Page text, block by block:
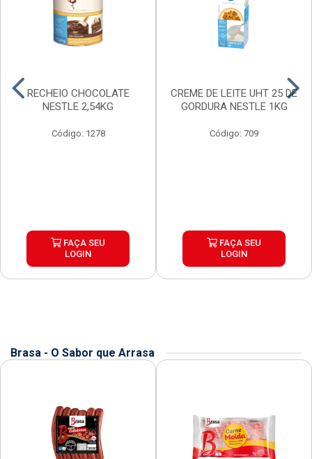
RECHEIO CHOCOLATE
NESTLE 2,54KG
Código: 1278
FAÇA SEU
LOGIN
CREME DE LEITE UHT 25 DE
GORDURA NESTLE 1KG
Código: 709
FAÇA SEU
LOGIN
Brasa - O Sabor que Arrasa